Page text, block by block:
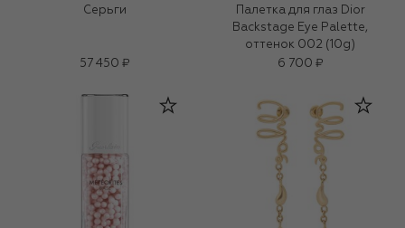
Серьги
57 450 ₽
Палетка для глаз Dior
Backstage Eye Palette,
оттенок 002 (10g)
6 700 ₽